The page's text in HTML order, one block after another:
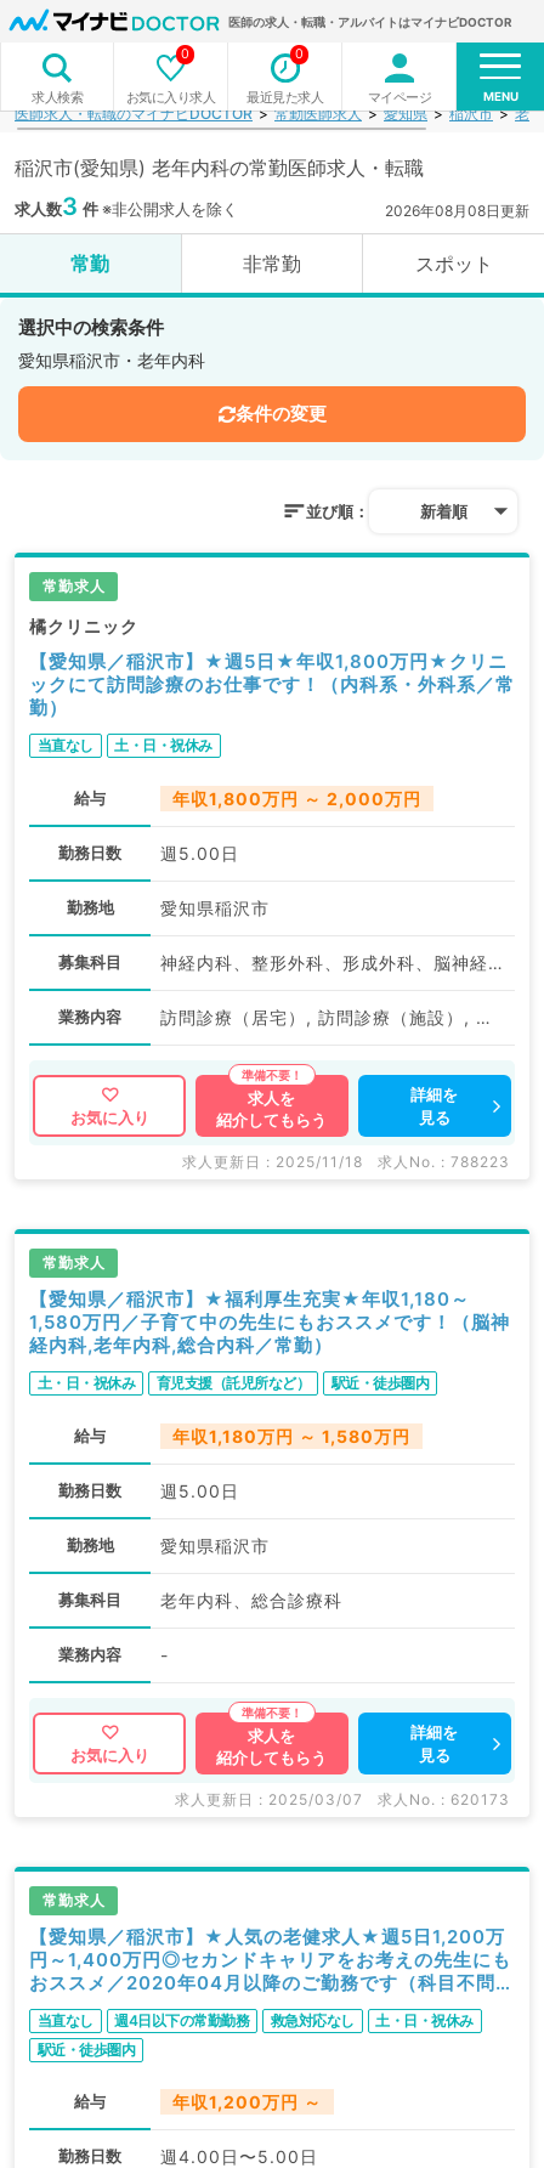
医師の求人・転職・アルバイトはマイナビDOCTOR
求人検索 お気に入り求人
0
最近見た求人
0
マイページ MENU
医師求人・転職のマイナビDOCTOR 常勤医師求人 愛知県 稲沢市 老
稲沢市(愛知県) 老年内科の常勤医師求人・転職
求人数3 件※非公開求人を除く 2026年08月08日更新
常勤 非常勤 スポット
選択中の検索条件
愛知県稲沢市・老年内科
条件の変更
並び順： 新着順
常勤求人
橘クリニック
【愛知県／稲沢市】★週5日★年収1,800万円★クリニ
ックにて訪問診療のお仕事です！（内科系・外科系／常
勤）
当直なし 土・日・祝休み
給与 年収1,800万円 ～ 2,000万円
勤務日数 週5.00日
勤務地 愛知県稲沢市
募集科目 神経内科、整形外科、形成外科、脳神経外科、呼吸器外科、心臓血管外科、泌尿器科、一般内科、循環器内科、呼吸器内科、消化器内科、内分泌・代謝内科、腎臓内科、老年内科、血液内科、外科系全般、一般外科、消化器外科、乳腺外科、膠原病科、大腸・肛門外科
業務内容 訪問診療（居宅）, 訪問診療（施設）, その他
お気に入り
求人を
紹介してもらう
詳細を
見る
求人更新日 : 2025/11/18 求人No. : 788223
常勤求人
【愛知県／稲沢市】★福利厚生充実★年収1,180～
1,580万円／子育て中の先生にもおススメです！（脳神
経内科,老年内科,総合内科／常勤）
土・日・祝休み 育児支援（託児所など） 駅近・徒歩圏内
給与 年収1,180万円 ～ 1,580万円
勤務日数 週5.00日
勤務地 愛知県稲沢市
募集科目 老年内科、総合診療科
業務内容 -
お気に入り
求人を
紹介してもらう
詳細を
見る
求人更新日 : 2025/03/07 求人No. : 620173
常勤求人
【愛知県／稲沢市】★人気の老健求人★週5日1,200万
円～1,400万円◎セカンドキャリアをお考えの先生にも
おススメ／2020年04月以降のご勤務です（科目不問／
常勤）
当直なし 週4日以下の常勤勤務 救急対応なし
土・日・祝休み
駅近・徒歩圏内
給与 年収1,200万円 ～
勤務日数 週4.00日〜5.00日